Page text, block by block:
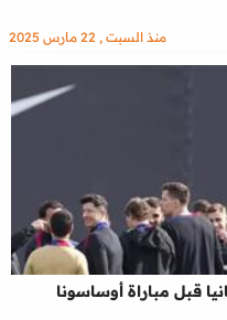
منذ السبت , 22 مارس 2025
قبل مباراة أوساسونا